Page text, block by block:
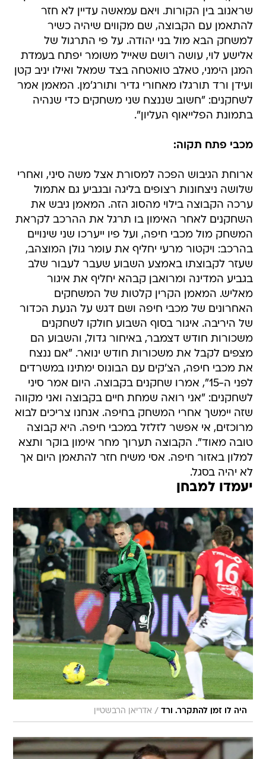
שראנוב בין הקורות. ויאם עמאשה עדיין לא חזר
להתאמן עם הקבוצה, שם מקווים שיהיה כשיר
למשחק הבא מול בני יהודה. על פי התרגול של
אלישע לוי, עושה רושם שאייל משומר יפתח בעמדת
המגן הימני, טאלב טואטחה בצד שמאל ואילו יניב קטן
ועידן ורד תורגלו מאחורי גדיר ותורג'מן. המאמן אמר
לשחקנים: "חשוב שננצח שני משחקים כדי שנהיה
בתמונת הפלייאוף העליון".
מכבי פתח תקוה:
ארוחת הגיבוש הפכה למסורת אצל משה סיני, ואחרי
שלושה ניצחונות רצופים בליגה ובגביע גם אתמול
ערכה הקבוצה בילוי מהסוג הזה. המאמן גיבש את
השחקנים לאחר האימון בו תרגל את ההרכב לקראת
המשחק מול מכבי חיפה, ועל פיו ייערכו שני שינויים
בהרכב: ויקטור מרעי יחליף את עומר גולן המוצהב,
שעזר לקבוצתו באמצע השבוע שעבר לעבור שלב
בגביע המדינה ומרואבן קבהא יחליף את איגור
מאליש. המאמן הקרין קלטות של המשחקים
האחרונים של מכבי חיפה ושם דגש על הנעת הכדור
של היריבה. איגור בסוף השבוע חולקו לשחקנים
משכורות חודש דצמבר, באיחור גדול, והשבוע הם
מצפים לקבל את משכורות חודש ינואר. "אם ננצח
את מכבי חיפה, הצ'קים עם הבונוס ימתינו במשרדים
לפני ה-15", אמרו שחקנים בקבוצה. היום אמר סיני
לשחקנים: "אני רואה שמחת חיים בקבוצה ואני מקווה
שזה יימשך אחרי המשחק בחיפה. אנחנו צריכים לבוא
מרוכזים, אי אפשר לזלזל במכבי חיפה. היא קבוצה
טובה מאוד". הקבוצה תערוך מחר אימון בוקר ותצא
למלון באזור חיפה. אסי משיח חזר להתאמן היום אך
לא יהיה בסגל.
יעמדו למבחן
היה לו זמן להתקרר. ורד / אדריאן הרבשטיין